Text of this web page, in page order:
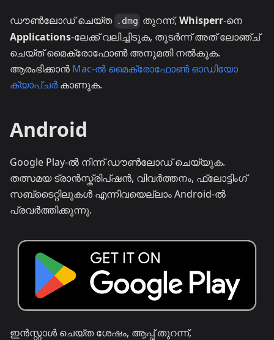
ഡൗൺലോഡ് ചെയ്ത .dmg തുറന്ന്,Whisperr-നെ
Applications-ലേക്ക് വലിച്ചിടുക, തുടർന്ന് അത് ലോഞ്ച്
ചെയ്ത് മൈക്രോഫോൺ അനുമതി നൽകുക.
ആരംഭിക്കാൻ Mac-ൽ മൈക്രോഫോൺ ഓഡിയോ
ക്യാപ്ചർകാണുക.
Android
Google Play-ൽ നിന്ന് ഡൗൺലോഡ് ചെയ്യുക.
തത്സമയ ട്രാൻസ്ക്രിപ്ഷൻ, വിവർത്തനം, ഫ്ലോട്ടിംഗ്
സബ്ടൈറ്റിലുകൾ എന്നിവയെല്ലാം Android-ൽ
പ്രവർത്തിക്കുന്നു.
ഇൻസ്റ്റാൾ ചെയ്ത ശേഷം, ആപ്പ് തുറന്ന്,